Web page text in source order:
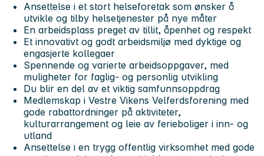
Ansettelse i et stort helseforetak som ønsker å
utvikle og tilby helsetjenester på nye måter
En arbeidsplass preget av tillit, åpenhet og respekt
Et innovativt og godt arbeidsmiljø med dyktige og
engasjerte kollegaer
Spennende og varierte arbeidsoppgaver, med
muligheter for faglig- og personlig utvikling
Du blir en del av et viktig samfunnsoppdrag
Medlemskap i Vestre Vikens Velferdsforening med
gode rabattordninger på aktiviteter,
kulturarrangement og leie av ferieboliger i inn- og
utland
Ansettelse i en trygg offentlig virksomhet med gode